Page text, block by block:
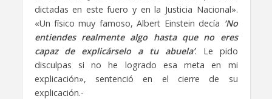
dictadas en este fuero y en la Justicia Nacional».
«Un físico muy famoso, Albert Einstein decía ‘No
entiendes realmente algo hasta que no eres
capaz de explicárselo a tu abuela’. Le pido
disculpas si no he logrado esa meta en mi
explicación», sentenció en el cierre de su
explicación.-